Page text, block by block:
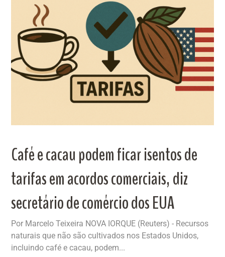
Café e cacau podem ficar isentos de
tarifas em acordos comerciais, diz
secretário de comércio dos EUA
Por Marcelo Teixeira NOVA IORQUE (Reuters) - Recursos
naturais que não são cultivados nos Estados Unidos,
incluindo café e cacau, podem...